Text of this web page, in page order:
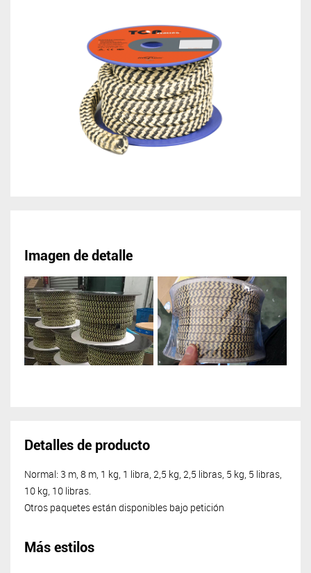
Imagen de detalle
Detalles de producto
Normal: 3 m, 8 m, 1 kg, 1 libra, 2,5 kg, 2,5 libras, 5 kg, 5 libras,
10 kg, 10 libras.
Otros paquetes están disponibles bajo petición
Más estilos